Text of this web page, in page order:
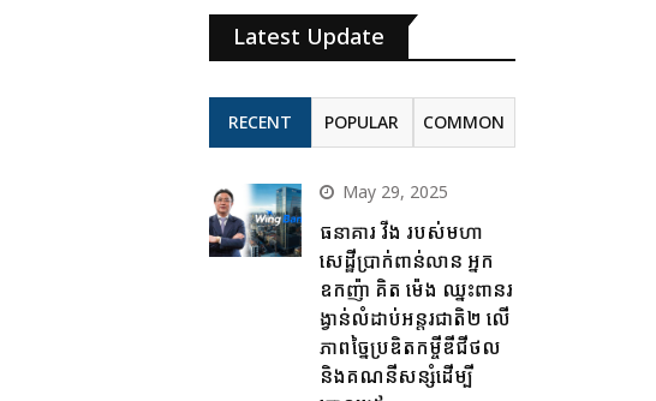
Latest Update
RECENT POPULAR COMMON
May 29, 2025
ធនាគារ វីង របស់មហា
សេដ្ឋីប្រាក់ពាន់លាន អ្នក
ឧកញ៉ា គិត ម៉េង ឈ្នះពានរ
ង្វាន់លំដាប់អន្តរជាតិ២ លើ
ភាពច្នៃប្រឌិតកម្ចីឌីជីថល
និងគណនីសន្សំដើម្បី